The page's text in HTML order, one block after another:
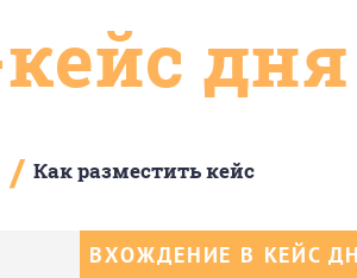
дня
/ Как разместить кейс
ВХОЖДЕНИЕ В КЕЙС